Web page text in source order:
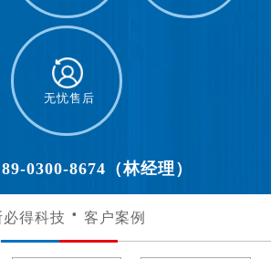
无忧售后
0300-8674（林经理）
必得科技 客户案例